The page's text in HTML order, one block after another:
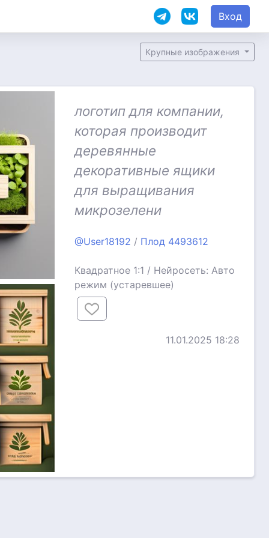
Вход
Крупные изображения
логотип для компании,
которая производит
деревянные
декоративные ящики
для выращивания
микрозелени
@User18192 / Плод 4493612
Квадратное 1:1 / Нейросеть: Авто
режим (устаревшее)
11.01.2025 18:28